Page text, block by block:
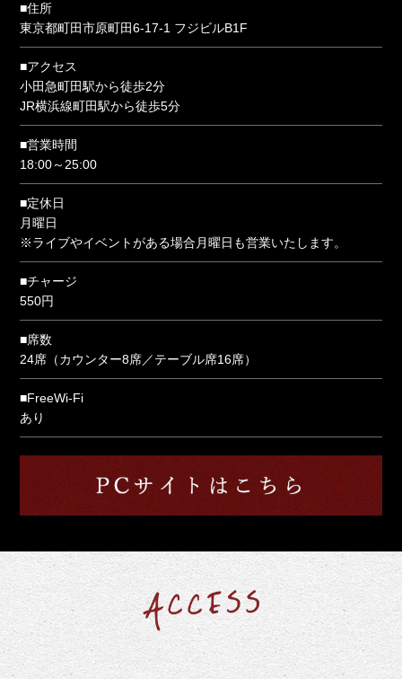
■住所
東京都町田市原町田6-17-1 フジビルB1F
■アクセス
小田急町田駅から徒歩2分
JR横浜線町田駅から徒歩5分
■営業時間
18:00～25:00
■定休日
月曜日
※ライブやイベントがある場合月曜日も営業いたします。
■チャージ
550円
■席数
24席（カウンター8席／テーブル席16席）
■FreeWi-Fi
あり